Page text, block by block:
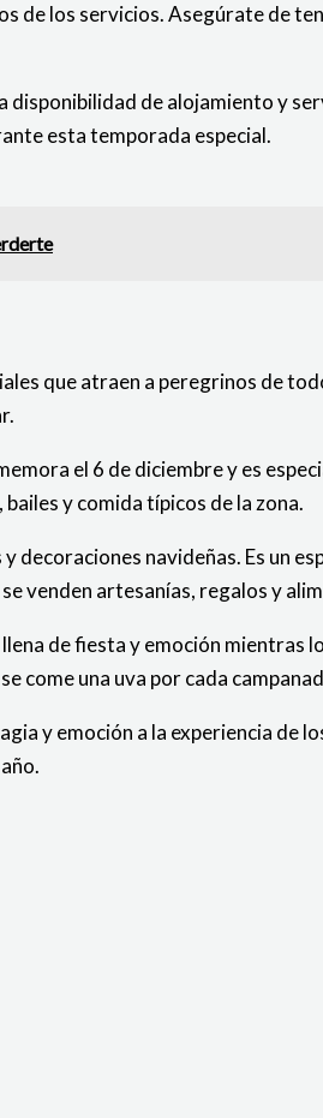
de los servicios. Asegúrate de
de alojamiento y
esta temporada especial.
que atraen a peregrinos de
el 6 de diciembre y es
y comida típicos de la zona.
decoraciones navideñas. Es un
venden artesanías, regalos y
de fiesta y emoción mientras
come una uva por cada
y emoción a la experiencia de